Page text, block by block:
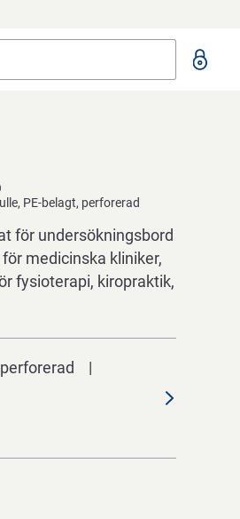
PE-belagt, perforerad
för undersökningsbord
medicinska kliniker,
fysioterapi, kiropraktik,
perforerad